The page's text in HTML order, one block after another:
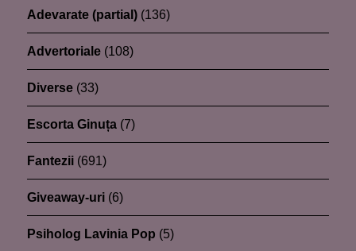
Adevarate (partial) (136)
Advertoriale (108)
Diverse (33)
Escorta Ginuța (7)
Fantezii (691)
Giveaway-uri (6)
Psiholog Lavinia Pop (5)